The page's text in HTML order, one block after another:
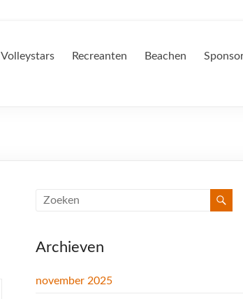
Volleystars Recreanten Beachen
Archieven
november 2025